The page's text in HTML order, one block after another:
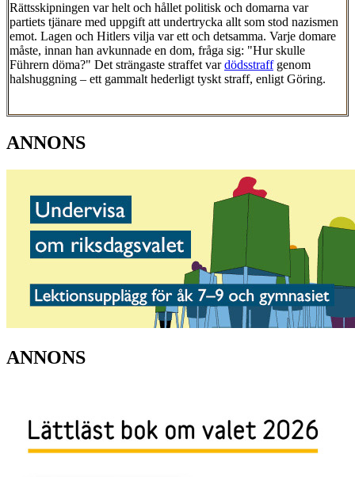
Rättsskipningen var helt och hållet politisk och domarna var
partiets tjänare med uppgift att undertrycka allt som stod nazismen
emot. Lagen och Hitlers vilja var ett och detsamma. Varje domare
måste, innan han avkunnade en dom, fråga sig: "Hur skulle
Führern döma?" Det strängaste straffet vardödsstraffgenom
halshuggning – ett gammalt hederligt tyskt straff, enligt Göring.
ANNONS
ANNONS